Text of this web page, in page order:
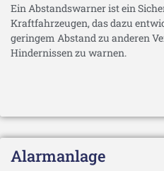
Ein Abstandswarner ist ein
Kraftfahrzeugen, das dazu
geringem Abstand zu anderen
Hindernissen zu warnen.
Alarmanlage